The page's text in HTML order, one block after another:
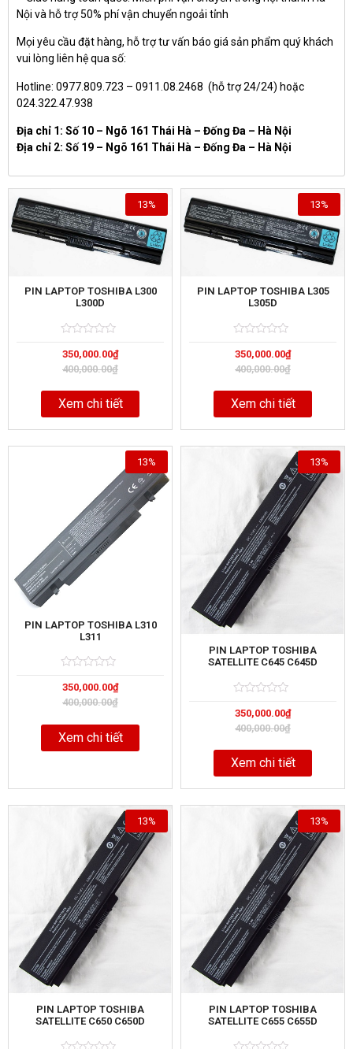
Nội và hỗ trợ 50% phí vận chuyển ngoải tỉnh
Mọi yêu cầu đặt hàng, hỗ trợ tư vấn báo giá sản phẩm quý khách
vui lòng liên hệ qua số:
Hotline: 0977.809.723 – 0911.08.2468 (hỗ trợ 24/24) hoặc
024.322.47.938
Địa chỉ 1: Số 10 – Ngõ 161 Thái Hà – Đống Đa – Hà Nội
Địa chỉ 2: Số 19 – Ngõ 161 Thái Hà – Đống Đa – Hà Nội
PIN LAPTOP TOSHIBA L300
L300D
0
out
of
400,000.00₫
350,000.00₫
13%
Xem chi tiết
PIN LAPTOP TOSHIBA L305
L305D
0
out
of
400,000.00₫
350,000.00₫
13%
Xem chi tiết
PIN LAPTOP TOSHIBA L310
L311
0
out
of
400,000.00₫
350,000.00₫
13%
Xem chi tiết
PIN LAPTOP TOSHIBA
SATELLITE C645 C645D
0
out
of
400,000.00₫
350,000.00₫
13%
Xem chi tiết
PIN LAPTOP TOSHIBA
SATELLITE C650 C650D
13%
PIN LAPTOP TOSHIBA
SATELLITE C655 C655D
13%